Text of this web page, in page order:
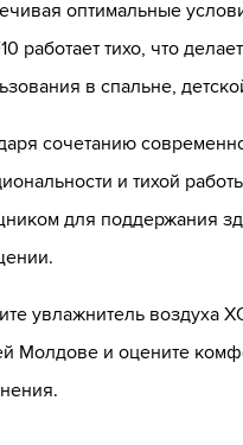
оптимальные
работает тихо, что
в спальне,
сочетанию
и тихой
для поддержания
увлажнитель воздуха
Молдове и оцените